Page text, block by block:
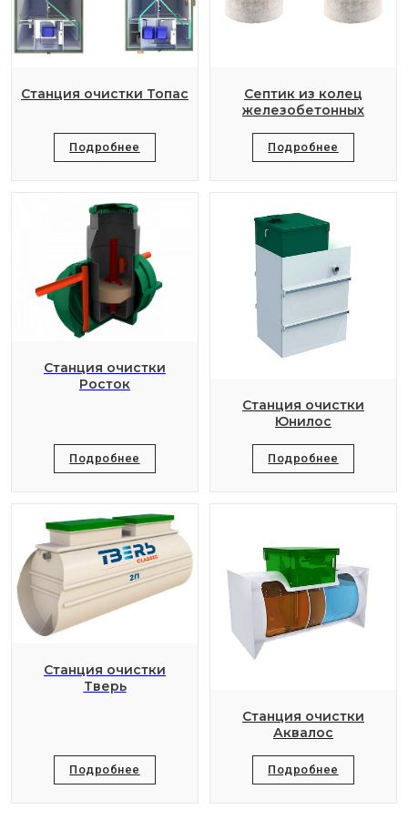
Станция очистки Топас
Подробнее
Септик из колец
железобетонных
Подробнее
Станция очистки
Росток
Подробнее
Станция очистки
Юнилос
Подробнее
Станция очистки
Тверь
Подробнее
Станция очистки
Аквалос
Подробнее